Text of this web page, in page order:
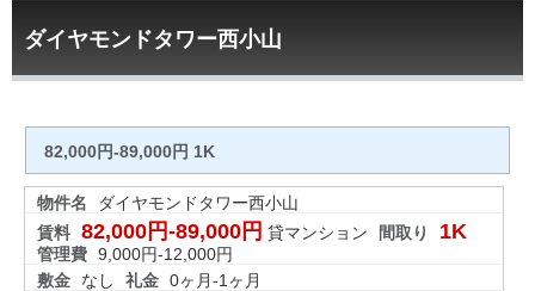
ダイヤモンドタワー西小山
82,000円-89,000円 1K
物件名
ダイヤモンドタワー西小山
賃料 82,000円-89,000円 貸マンション 間取り 1K
管理費 9,000円-12,000円
敷金
なし 礼金 0ヶ月-1ヶ月